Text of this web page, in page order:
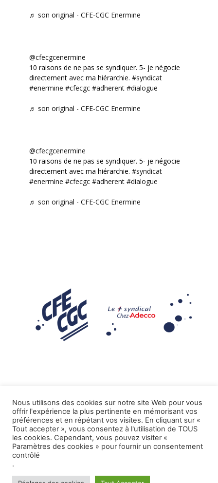
♬ son original - CFE-CGC Enermine
@cfecgcenermine
10 raisons de ne pas se syndiquer. 5- je négocie
directement avec ma hiérarchie. #syndicat
#enermine #cfecgc #adherent #dialogue
♬ son original - CFE-CGC Enermine
@cfecgcenermine
10 raisons de ne pas se syndiquer. 5- je négocie
directement avec ma hiérarchie. #syndicat
#enermine #cfecgc #adherent #dialogue
♬ son original - CFE-CGC Enermine
Mentions légales
Tous droits réservés CFE-CGC ADECCO.
Nous utilisons des cookies sur notre site Web pour vous
offrir l'expérience la plus pertinente en mémorisant vos
préférences et en répétant vos visites. En cliquant sur «
Tout accepter », vous consentez à l'utilisation de TOUS
les cookies. Cependant, vous pouvez visiter «
Paramètres des cookies » pour fournir un consentement
contrôlé
.